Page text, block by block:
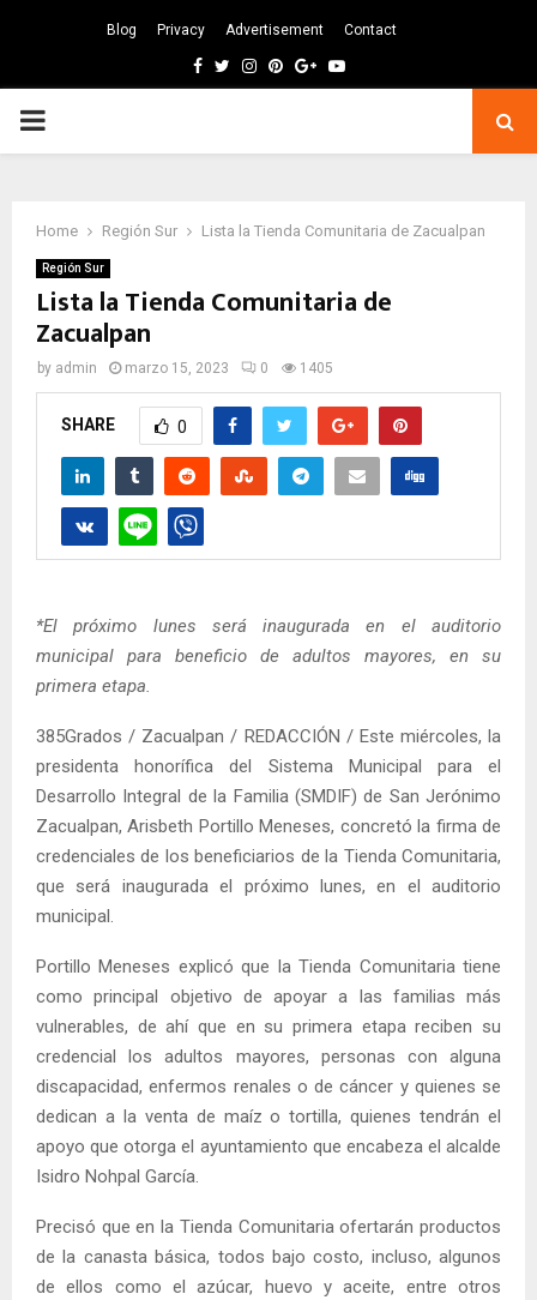
Blog Privacy Advertisement Contact
Facebook
TwitterInstagram
Pinterest
GoogleYoutube
PRIMARY
Home Región Sur Lista la Tienda Comunitaria de Zacualpan
Región Sur
Lista la Tienda Comunitaria de
Zacualpan
by admin marzo 15, 2023 0 1405
SHARE 0
*El próximo lunes será inaugurada en el auditorio
municipal para beneficio de adultos mayores, en su
primera etapa.
385Grados / Zacualpan / REDACCIÓN / Este miércoles, la
presidenta honorífica del Sistema Municipal para el
Desarrollo Integral de la Familia (SMDIF) de San Jerónimo
Zacualpan, Arisbeth Portillo Meneses, concretó la firma de
credenciales de los beneficiarios de la Tienda Comunitaria,
que será inaugurada el próximo lunes, en el auditorio
municipal.
Portillo Meneses explicó que la Tienda Comunitaria tiene
como principal objetivo de apoyar a las familias más
vulnerables, de ahí que en su primera etapa reciben su
credencial los adultos mayores, personas con alguna
discapacidad, enfermos renales o de cáncer y quienes se
dedican a la venta de maíz o tortilla, quienes tendrán el
apoyo que otorga el ayuntamiento que encabeza el alcalde
Isidro Nohpal García.
Precisó que en la Tienda Comunitaria ofertarán productos
de la canasta básica, todos bajo costo, incluso, algunos
de ellos como el azúcar, huevo y aceite, entre otros